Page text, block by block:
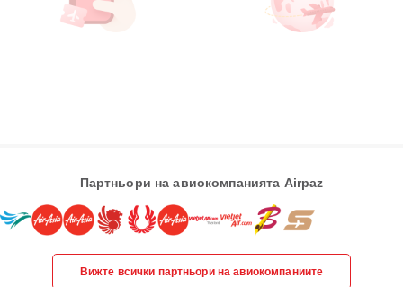
Партньори на авиокомпанията Airpaz
Вижте всички партньори на авиокомпаниите